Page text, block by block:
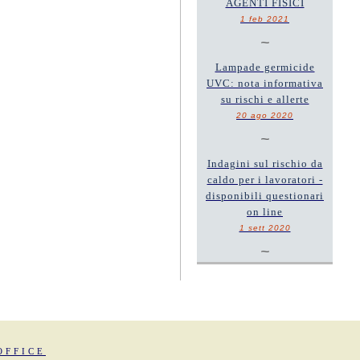
AGENTI FISICI
1 feb 2021
~
Lampade germicide
UVC: nota informativa
su rischi e allerte
20 ago 2020
~
Indagini sul rischio da
caldo per i lavoratori -
disponibili questionari
on line
1 sett 2020
~